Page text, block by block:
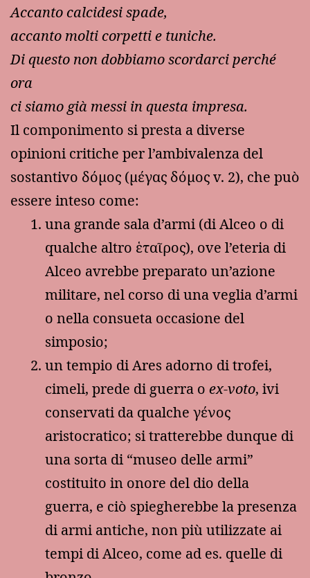
Accanto calcidesi spade,
accanto molti corpetti e tuniche.
Di questo non dobbiamo scordarci perché
ora
ci siamo già messi in questa impresa.
Il componimento si presta a diverse
opinioni critiche per l’ambivalenza del
sostantivo δόμος (μέγας δόμος v. 2), che può
essere inteso come:
una grande sala d’armi (di Alceo o di
qualche altro ἑταῖρος), ove l’eteria di
Alceo avrebbe preparato un’azione
militare, nel corso di una veglia d’armi
o nella consueta occasione del
simposio;
un tempio di Ares adorno di trofei,
cimeli, prede di guerra o ex-voto, ivi
conservati da qualche γένος
aristocratico; si tratterebbe dunque di
una sorta di “museo delle armi”
costituito in onore del dio della
guerra, e ciò spiegherebbe la presenza
di armi antiche, non più utilizzate ai
tempi di Alceo, come ad es. quelle di